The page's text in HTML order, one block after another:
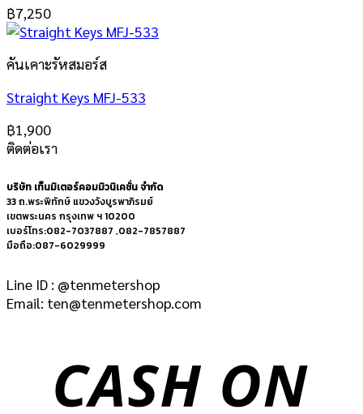
฿7,250
คันเคาะรัหสมอร์ส
Straight Keys MFJ-533
฿1,900
ติดต่อเรา
บริษัท เท็นมิเตอร์คอมมิวนิเคชั่น จำกัด
33 ถ.พระพิทักษ์ แขวงวังบูรพาภิรมย์
เขตพระนคร กรุงเทพ ฯ 10200
เบอร์โทร:082-7037887 ,082-7857887
มือถือ:087-6029999
Line ID : @tenmetershop
Email: ten@tenmetershop.com